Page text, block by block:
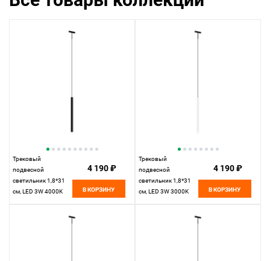
Трековый
подвесной
светильник 1,8*31
см, LED 3W 4000K
4 190 ₽
В КОРЗИНУ
Трековый
подвесной
светильник 1,8*31
см, LED 3W 3000K
4 190 ₽
В КОРЗИНУ